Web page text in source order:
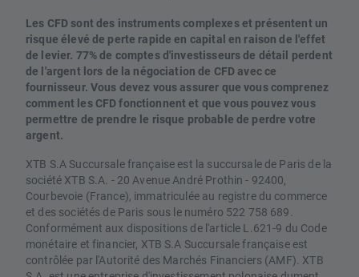
Les CFD sont des instruments complexes et présentent un
risque élevé de perte rapide en capital en raison de l'effet
de levier. 77% de comptes d'investisseurs de détail perdent
de l'argent lors de la négociation de CFD avec ce
fournisseur. Vous devez vous assurer que vous comprenez
comment les CFD fonctionnent et que vous pouvez vous
permettre de prendre le risque probable de perdre votre
argent.
XTB S.A Succursale française est la succursale de Paris de la
société XTB S.A. - 20 Avenue André Prothin - 92400,
Courbevoie (France), immatriculée au registre du commerce
et des sociétés de Paris sous le numéro 522 758 689.
Conformément aux dispositions de l'article L.621-9 du Code
monétaire et financier, XTB S.A Succursale française est
contrôlée par l'Autorité des Marchés Financiers (AMF). XTB